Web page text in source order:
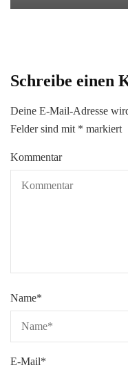
Schreibe einen
Deine E-Mail-Adresse
Felder sind mit * markiert
Kommentar
Name*
E-Mail*